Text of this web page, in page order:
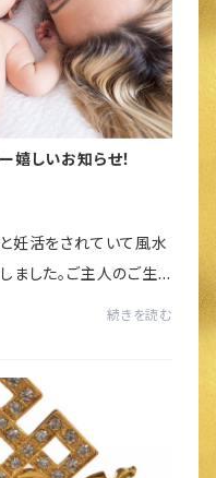
嬉しいお知らせ！
妊活をされていて風水
ました。ご主人のご生
続きを読む